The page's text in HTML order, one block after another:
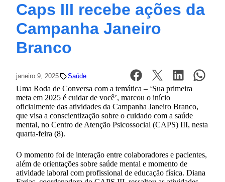
Caps III recebe ações da
Campanha Janeiro
Branco
janeiro 9, 2025 Saúde
Uma Roda de Conversa com a temática – ‘Sua primeira
meta em 2025 é cuidar de você’, marcou o início
oficialmente das atividades da Campanha Janeiro Branco,
que visa a conscientização sobre o cuidado com a saúde
mental, no Centro de Atenção Psicossocial (CAPS) III, nesta
quarta-feira (8).
O momento foi de interação entre colaboradores e pacientes,
além de orientações sobre saúde mental e momento de
atividade laboral com profissional de educação física. Diana